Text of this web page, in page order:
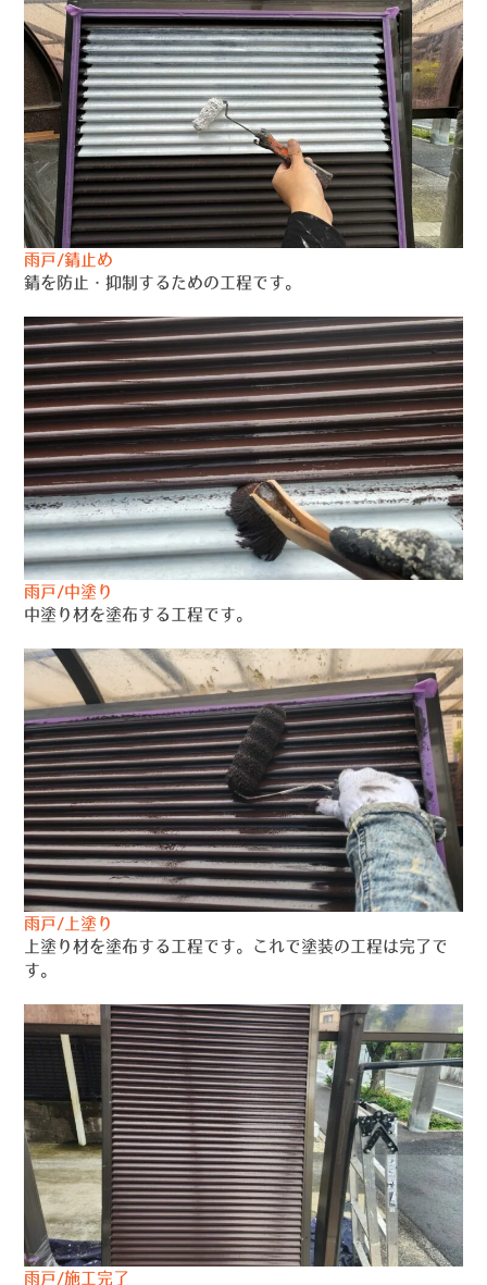
雨戸/錆止め
錆を防止・抑制するための工程です。
雨戸/中塗り
中塗り材を塗布する工程です。
雨戸/上塗り
上塗り材を塗布する工程です。これで塗装の工程は完了で
す。
雨戸/施工完了